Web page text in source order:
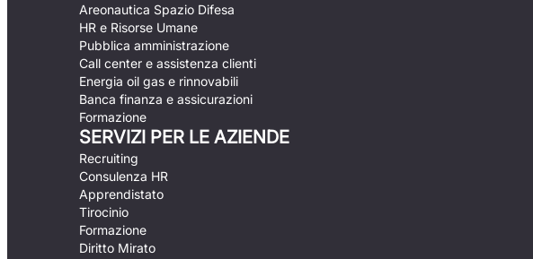
Areonautica Spazio Difesa
HR e Risorse Umane
Pubblica amministrazione
Call center e assistenza clienti
Energia oil gas e rinnovabili
Banca finanza e assicurazioni
Formazione
SERVIZI PER LE AZIENDE
Recruiting
Consulenza HR
Apprendistato
Tirocinio
Formazione
Diritto Mirato